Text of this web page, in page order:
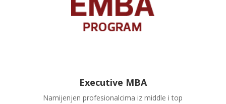
Executive MBA
Namijenjen profesionalcima iz middle i top